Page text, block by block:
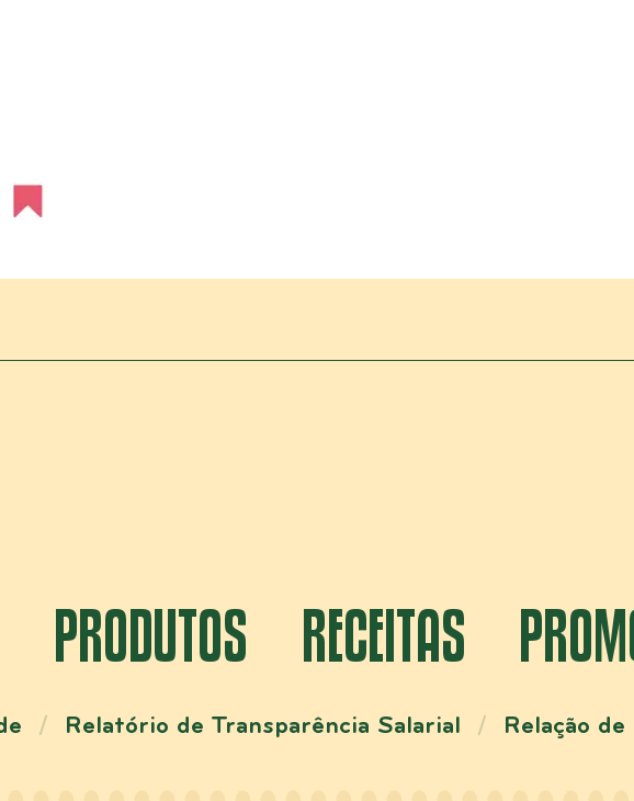
PRODUTOS RECEITAS
Relatório de Transparência Salarial Relação